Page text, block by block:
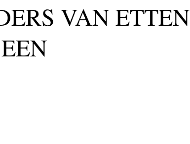
Buenen
overige families
VAN ETTEN